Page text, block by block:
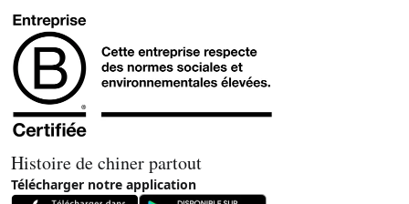
Histoire de chiner partout
Télécharger notre application